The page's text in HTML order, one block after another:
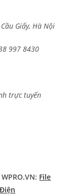
Giấy, Hà Nội
997 8430
trực tuyến
File